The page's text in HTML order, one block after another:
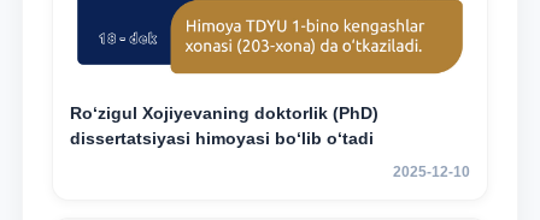
Ro‘zigul Xojiyevaning doktorlik (PhD)
dissertatsiyasi himoyasi bo‘lib o‘tadi
2025-12-10